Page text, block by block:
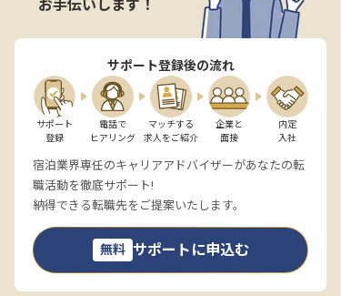
お手伝いします！
サポート登録後の流れ
サポート
登録
電話で
ヒアリング
マッチする
求人をご紹介
企業と
面接
内定
入社
宿泊業界専任のキャリアアドバイザーがあなたの転
職活動を徹底サポート!
納得できる転職先をご提案いたします。
無料 サポートに申込む